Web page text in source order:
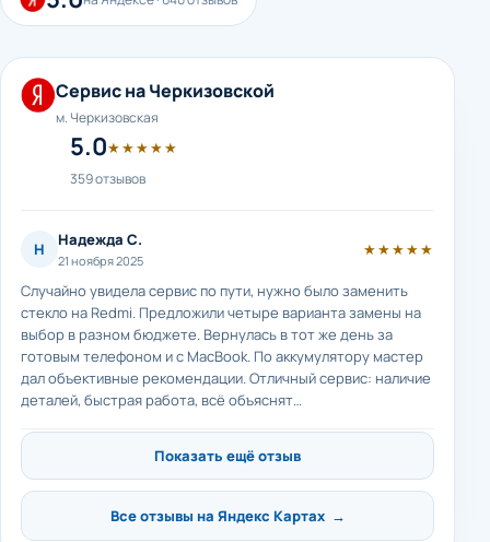
Сервис на Черкизовской
м. Черкизовская
5.0★★★★★
359 отзывов
Н Надежда С.
21 ноября 2025
★★★★★
Случайно увидела сервис по пути, нужно было заменить
стекло на Redmi. Предложили четыре варианта замены на
выбор в разном бюджете. Вернулась в тот же день за
готовым телефоном и с MacBook. По аккумулятору мастер
дал объективные рекомендации. Отличный сервис: наличие
деталей, быстрая работа, всё объяснят…
Показать ещё отзыв
Все отзывы на Яндекс Картах →